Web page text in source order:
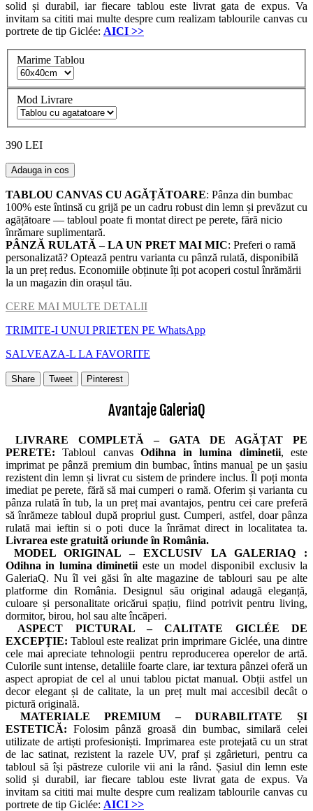
solid și durabil, iar fiecare tablou este livrat gata de expus. Va
invitam sa cititi mai multe despre cum realizam tablourile canvas cu
portrete de tip Giclée: AICI >>
Marime Tablou
Mod Livrare
390 LEI
Adauga in cos
TABLOU CANVAS CU AGĂȚĂTOARE: Pânza din bumbac
100% este întinsă cu grijă pe un cadru robust din lemn și prevăzut cu
agățătoare — tabloul poate fi montat direct pe perete, fără nicio
înrămare suplimentară.
PÂNZĂ RULATĂ – LA UN PRET MAI MIC: Preferi o ramă
personalizată? Optează pentru varianta cu pânză rulată, disponibilă
la un preț redus. Economiile obținute îți pot acoperi costul înrămării
la un magazin din orașul tău.
CERE MAI MULTE DETALII
TRIMITE-I UNUI PRIETEN PE WhatsApp
SALVEAZA-L LA FAVORITE
Share Tweet Pinterest
Avantaje GaleriaQ
LIVRARE COMPLETĂ – GATA DE AGĂȚAT PE
PERETE:Tabloul canvas Odihna in lumina diminetii, este
imprimat pe pânză premium din bumbac, întins manual pe un șasiu
rezistent din lemn și livrat cu sistem de prindere inclus. Îl poți monta
imediat pe perete, fără să mai cumperi o ramă. Oferim și varianta cu
pânza rulată în tub, la un preț mai avantajos, pentru cei care preferă
să înrămeze tabloul după propriul gust. Cumperi, astfel, doar pânza
rulată mai ieftin si o poti duce la înrămat direct in localitatea ta.
Livrarea este gratuită oriunde în România.
MODEL ORIGINAL – EXCLUSIV LA GALERIAQ :
Odihna in lumina diminetii este un model disponibil exclusiv la
GaleriaQ. Nu îl vei găsi în alte magazine de tablouri sau pe alte
platforme din România. Designul său original adaugă eleganță,
culoare și personalitate oricărui spațiu, fiind potrivit pentru living,
dormitor, birou, hol sau alte încăperi.
ASPECT PICTURAL – CALITATE GICLÉE DE
EXCEPȚIE: Tabloul este realizat prin imprimare Giclée, una dintre
cele mai apreciate tehnologii pentru reproducerea operelor de artă.
Culorile sunt intense, detaliile foarte clare, iar textura pânzei oferă un
aspect apropiat de cel al unui tablou pictat manual. Obții astfel un
decor elegant și de calitate, la un preț mult mai accesibil decât o
pictură originală.
MATERIALE PREMIUM – DURABILITATE ȘI
ESTETICĂ: Folosim pânză groasă din bumbac, similară celei
utilizate de artiști profesioniști. Imprimarea este protejată cu un strat
de lac satinat, rezistent la razele UV, praf și zgârieturi, pentru ca
tabloul să își păstreze culorile vii ani la rând. Șasiul din lemn este
solid și durabil, iar fiecare tablou este livrat gata de expus. Va
invitam sa cititi mai multe despre cum realizam tablourile canvas cu
portrete de tip Giclée: AICI >>